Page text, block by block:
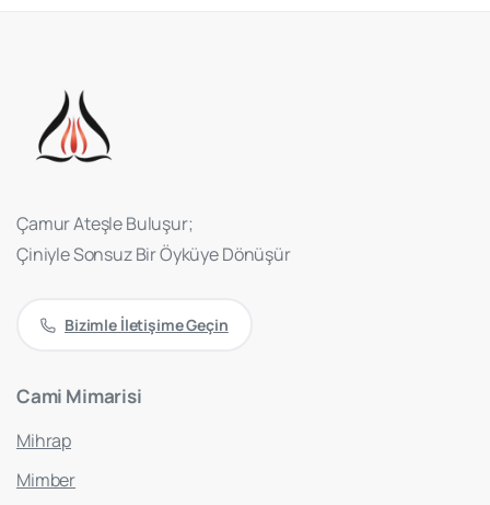
Çamur Ateşle Buluşur;
Çiniyle Sonsuz Bir Öyküye Dönüşür
Bizimle İletişime Geçin
Cami Mimarisi
Mihrap
Mimber